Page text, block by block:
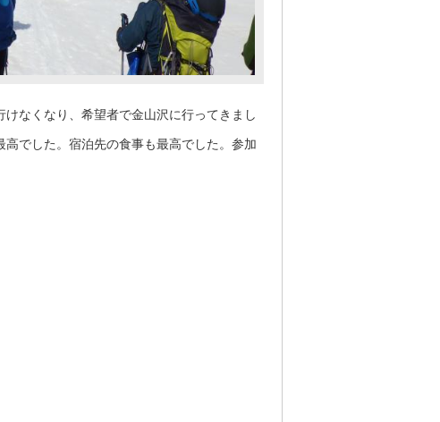
なくなり、希望者で金山沢に行ってきまし
でした。宿泊先の食事も最高でした。参加